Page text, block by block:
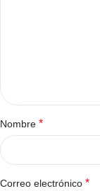
Nombre *
Correo electrónico *